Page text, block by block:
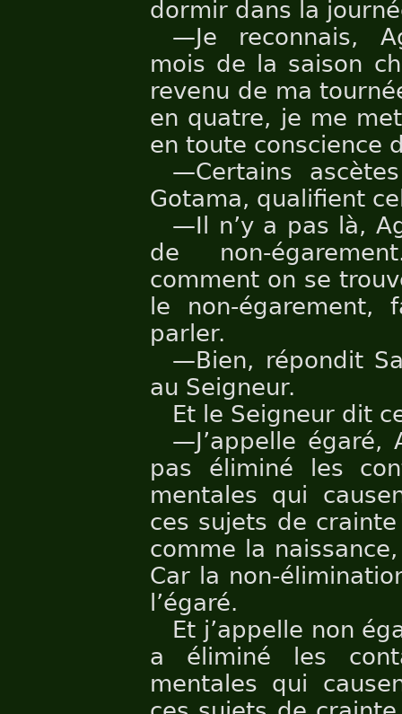
dormir dans la
—Je reconnais,
mois de la saison
revenu de ma
en quatre, je me
en toute conscience
—Certains
Gotama, qualifient
—Il n’y a pas là,
de non-
comment on se
le non-
parler.
—Bien, répondit
au Seigneur.
Et le Seigneur dit
—J’appelle égaré,
pas éliminé les
mentales qui
ces sujets de
comme la
Car la non-
l’égaré.
Et j’appelle non
a éliminé les
mentales qui